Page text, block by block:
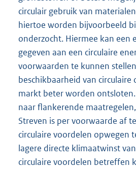
circulair gebruik van
hiertoe worden bijvoorbeeld
onderzocht. Hiermee kan een
gegeven aan een circulaire
voorwaarden te kunnen
beschikbaarheid van circulaire
markt beter worden
naar flankerende
Streven is per voorwaarde af
circulaire voordelen opwegen
lagere directe klimaatwinst
circulaire voordelen betreffen